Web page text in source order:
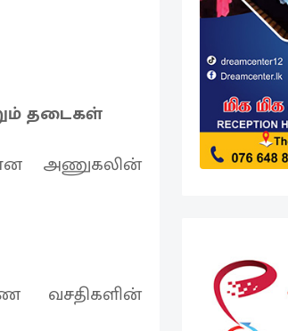
தடைகள்
அணுகலின்
வசதிகளின்